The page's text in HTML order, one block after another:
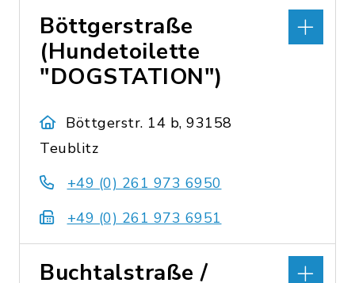
Böttgerstraße
(Hundetoilette
"DOGSTATION")
Böttgerstr. 14 b, 93158
Teublitz
+49 (0) 261 973 6950
+49 (0) 261 973 6951
Buchtalstraße /